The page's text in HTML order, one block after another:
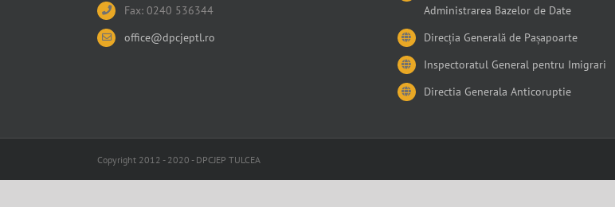
Fax: 0240 536344
office@dpcjeptl.ro
Administrarea Bazelor de Date
Direcția Generală de Pașapoarte
Inspectoratul General pentru Imigrari
Directia Generala Anticoruptie
Copyright 2012 - 2020 - DPCJEP TULCEA